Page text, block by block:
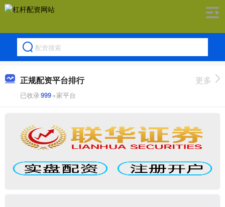
正规配资平台排行
已收录999+家平台
更多